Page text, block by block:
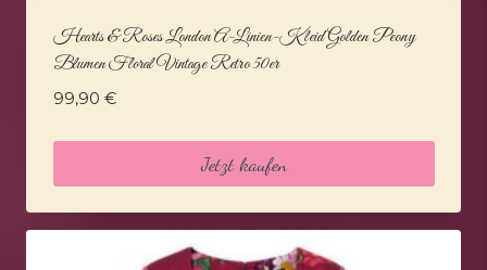
Hearts & Roses London A-Linien-Kleid Golden Peony
Blumen Floral Vintage Retro 50er
99,90 €
Jetzt kaufen